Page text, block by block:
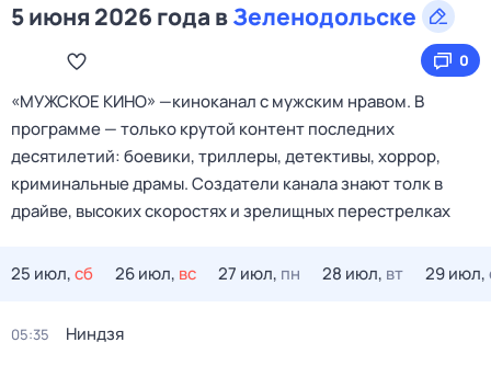
5 июня 2026 года вЗеленодольске
0
«МУЖСКОЕ КИНО» —киноканал с мужским нравом. В
программе — только крутой контент последних
десятилетий: боевики, триллеры, детективы, хоррор,
криминальные драмы. Создатели канала знают толк в
драйве, высоких скоростях и зрелищных перестрелках
25 июл,сб 26 июл, вс 27 июл, пн 28 июл, вт 29 июл,
05:35 Ниндзя